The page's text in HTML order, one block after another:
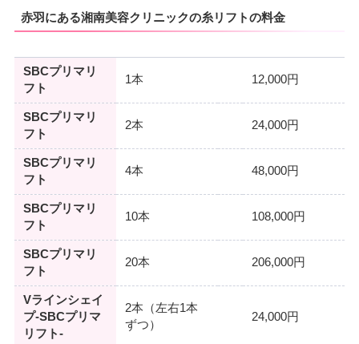
赤羽にある湘南美容クリニックの糸リフトの料金
SBCプリマリ
フト
1本 12,000円
SBCプリマリ
フト
2本 24,000円
SBCプリマリ
フト
4本 48,000円
SBCプリマリ
フト
10本 108,000円
SBCプリマリ
フト
20本 206,000円
Vラインシェイ
プ-SBCプリマ
リフト-
2本（左右1本
ずつ）
24,000円